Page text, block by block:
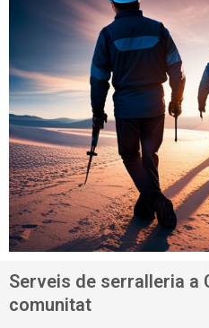
Serveis de serralleria a
comunitat